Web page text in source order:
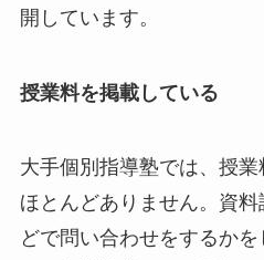
開しています。
授業料を掲載している
大手個別指導塾では、授
ほとんどありません。資
どで問い合わせをするか